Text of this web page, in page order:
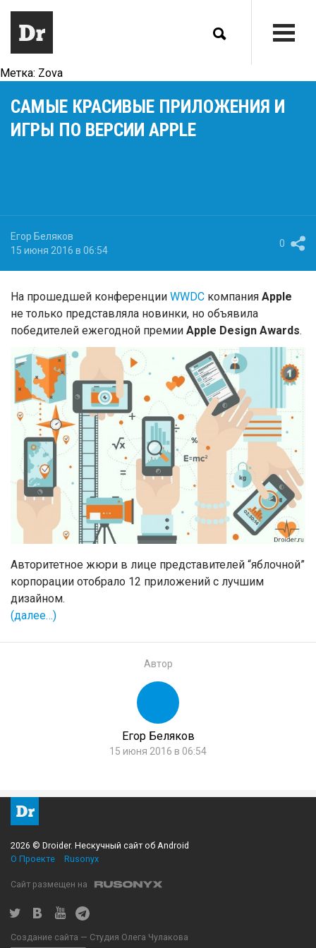
Метка: Zova
САМЫЕ КРАСИВЫЕ ПРИЛОЖЕНИЯ И
ИГРЫ ПО ВЕРСИИ APPLE
Егор Беляков
15 июня 2016 в 06:54
0
На прошедшей конференции WWDC компания Apple
не только представляла новинки, но объявила
победителей ежегодной премии Apple Design Awards.
Авторитетное жюри в лице представителей “яблочной”
корпорации отобрало 12 приложений с лучшим
дизайном.
(далее…)
Автор
Егор Беляков
15 июня 2016 в 06:54
2026 © Droider. Нескучный сайт об Android
О Проекте
Rusonyx
Сайт размещен на
Создание сайта — Студия Олега Чулакова